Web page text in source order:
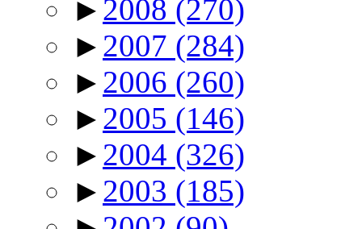
► 2008 (270)
► 2007 (284)
► 2006 (260)
► 2005 (146)
► 2004 (326)
► 2003 (185)